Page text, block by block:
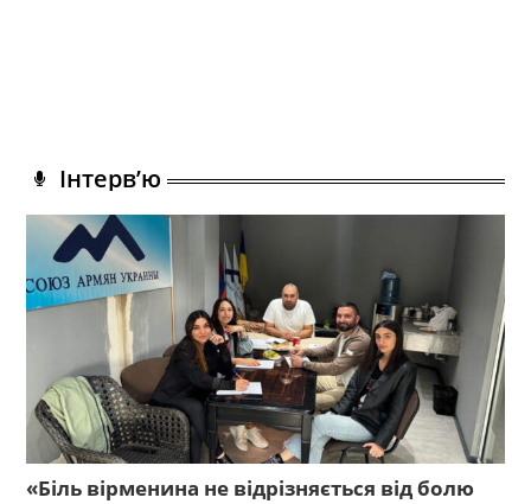
Інтерв’ю
«Біль вірменина не відрізняється від болю